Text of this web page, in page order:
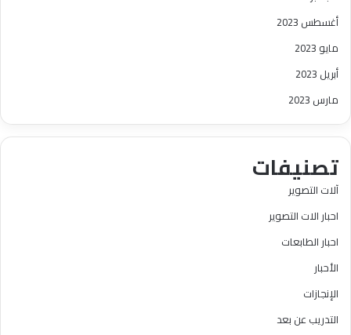
أغسطس 2023
مايو 2023
أبريل 2023
مارس 2023
تصنيفات
آلات التصوير
احبار الات التصوير
احبار الطابعات
الأحبار
الإنجازات
التدريب عن بعد